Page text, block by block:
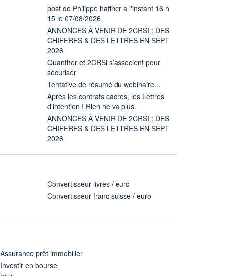
post de Philippe haffner à l'instant 16 h
15 le 07/08/2026
ANNONCES À VENIR DE 2CRSI : DES
CHIFFRES & DES LETTRES EN SEPT
2026
Quanthor et 2CRSi s’associent pour
sécuriser
Tentative de résumé du webinaire...
Après les contrats cadres, les Lettres
d'intention ! Rien ne va plus.
ANNONCES À VENIR DE 2CRSI : DES
CHIFFRES & DES LETTRES EN SEPT
2026
Convertisseur livres / euro
Convertisseur franc suisse / euro
Assurance prêt immobilier
Investir en bourse